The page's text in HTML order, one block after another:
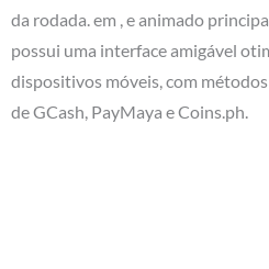
da rodada. em , e animado
possui uma interface amigável
dispositivos móveis, com
de GCash, PayMaya e Coins.ph.